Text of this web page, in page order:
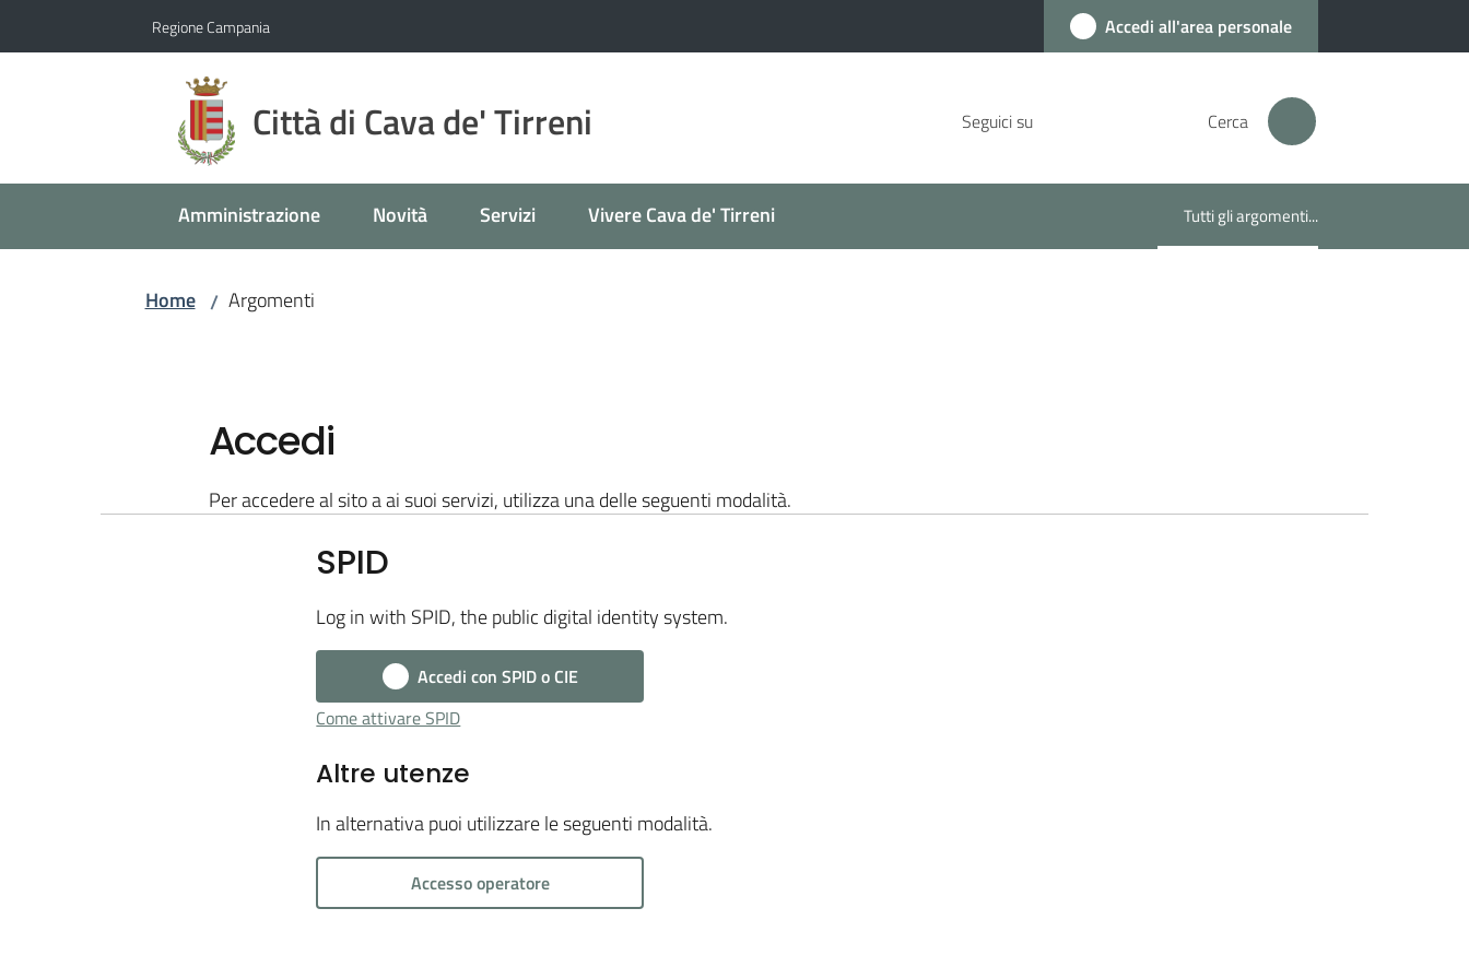
Regione Campania Accedi all'area personale
Città di Cava de' Tirreni Seguici su Cerca
Amministrazione Novità Servizi Vivere Cava de' Tirreni Tutti gli argomenti...
Menu selezionato
Home / Argomenti
Accedi
Per accedere al sito a ai suoi servizi, utilizza una delle seguenti modalità.
SPID
Log in with SPID, the public digital identity system.
Accedi con SPID o CIE
Come attivare SPID
Altre utenze
In alternativa puoi utilizzare le seguenti modalità.
Accesso operatore